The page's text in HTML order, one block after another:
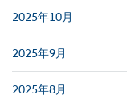
2025年10月
2025年9月
2025年8月